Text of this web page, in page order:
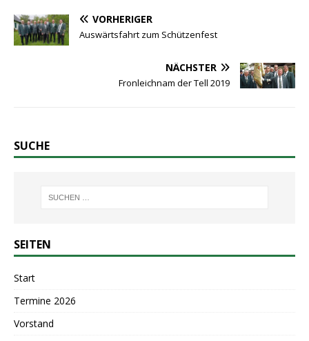
VORHERIGER
Auswärtsfahrt zum Schützenfest
NÄCHSTER
Fronleichnam der Tell 2019
SUCHE
SEITEN
Start
Termine 2026
Vorstand